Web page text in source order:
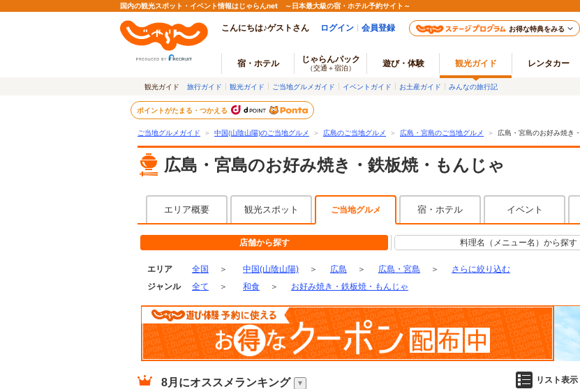
国内の観光スポット・イベント情報はじゃらんnet ～日本最大級の宿・ホテル予約サイト～
こんにちは♪ゲストさん ログイン 会員登録 お得な特典をみる
宿・ホテル じゃらんパック
（交通＋宿泊） 遊び・体験 観光ガイド レンタカー
観光ガイド 旅行ガイド 観光ガイド ご当地グルメガイド イベントガイド お土産ガイド みんなの旅行記
ポイントがたまる・つかえる
ご当地グルメガイド ＞ 中国(山陰山陽)のご当地グルメ ＞ 広島のご当地グルメ ＞ 広島・宮島のご当地グルメ ＞ 広島・宮島のお好み焼き
広島・宮島のお好み焼き・鉄板焼・もんじゃ
エリア概要 観光スポット ご当地グルメ 宿・ホテル イベント
店舗から探す 料理名（メニュー名）から探す
エリア 全国 ＞ 中国(山陰山陽) ＞ 広島 ＞ 広島・宮島 ＞
さらに絞り込む
ジャンル
全て ＞ 和食 ＞ お好み焼き・鉄板焼・もんじゃ
8月 にオススメランキング リスト表示